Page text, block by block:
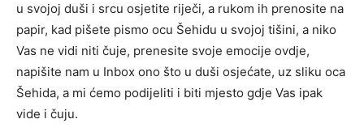
u svojoj duši i srcu osjetite riječi, a rukom ih prenosite na
papir, kad pišete pismo ocu Šehidu u svojoj tišini, a niko
Vas ne vidi niti čuje, prenesite svoje emocije ovdje,
napišite nam u Inbox ono što u duši osjećate, uz sliku oca
Šehida, a mi ćemo podijeliti i biti mjesto gdje Vas ipak
vide i čuju.